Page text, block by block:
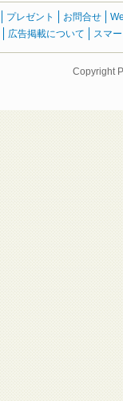
プレゼント お問合せ
広告掲載について スマ
Copyright